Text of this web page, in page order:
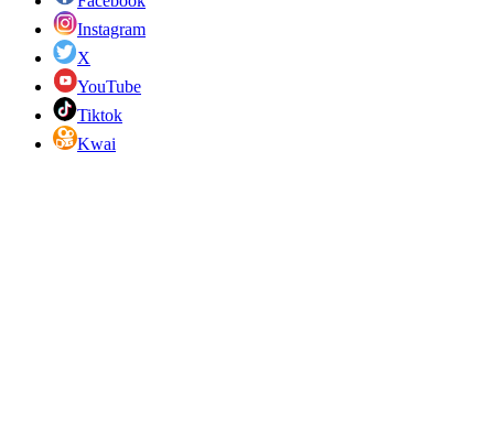
Instagram
X
YouTube
Tiktok
Kwai